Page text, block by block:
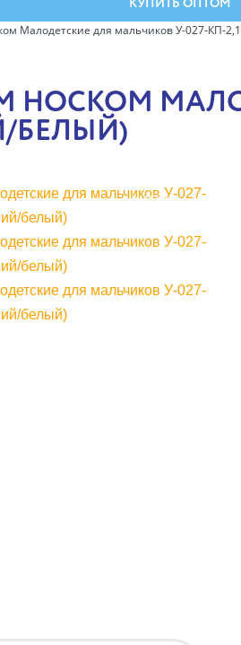
КУПИТЬ ОПТОМ
Малодетские для мальчиков У-027-КП-
НОСКОМ
БЕЛЫЙ)
УЦЕНКА